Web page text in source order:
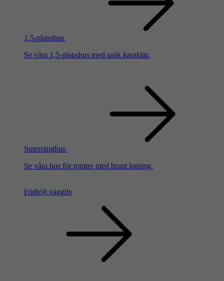
1,5-planshus
Se våra 1,5-planshus med unik karaktär.
Suterränghus
Se våra hus för tomter med brant lutning.
Förhöjt väggliv